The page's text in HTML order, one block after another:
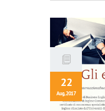
22
Aug, 2017